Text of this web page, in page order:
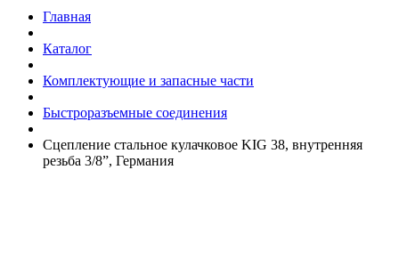
Главная
Каталог
Комплектующие и запасные части
Быстроразъемные соединения
Сцепление стальное кулачковое KIG 38, внутренняя
резьба 3/8”, Германия